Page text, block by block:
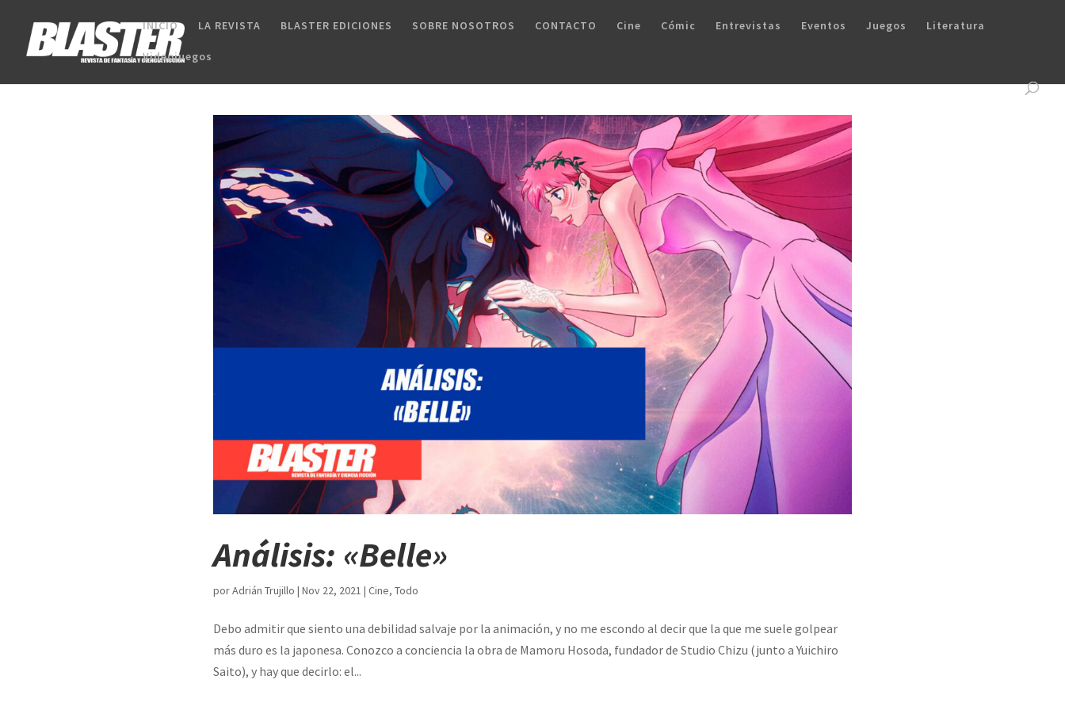
INICIO LA REVISTA BLASTER EDICIONES SOBRE NOSOTROS CONTACTO Cine Cómic Entrevistas Eventos Juegos Literatura
Videojuegos
Análisis: «Belle»
porAdrián Trujillo | Nov 22, 2021 | Cine, Todo
Debo admitir que siento una debilidad salvaje por la animación, y no me escondo al decir que la que me suele golpear
más duro es la japonesa. Conozco a conciencia la obra de Mamoru Hosoda, fundador de Studio Chizu (junto a Yuichiro
Saito), y hay que decirlo: el...